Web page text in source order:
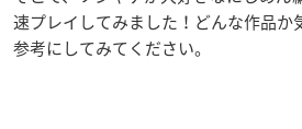
速プレイしてみました！どんな作品か
参考にしてみてください。